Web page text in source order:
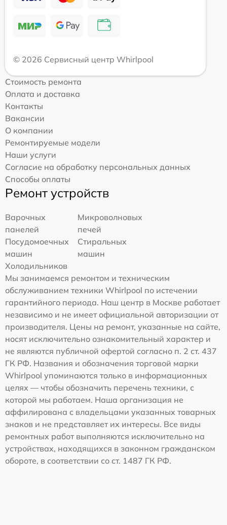
© 2026 Сервисный центр Whirlpool
Стоимость ремонта
Оплата и доставка
Контакты
Вакансии
О компании
Ремонтируемые модели
Наши услуги
Согласие на обработку персональных данных
Способы оплаты
Ремонт устройств
Варочных
панелей
Микроволновых
печей
Посудомоечных
машин
Стиральных
машин
Холодильников
Мы занимаемся ремонтом и техническим
обслуживанием техники Whirlpool по истечении
гарантийного периода. Наш центр в Москве работает
независимо и не имеет официальной авторизации от
производителя. Цены на ремонт, указанные на сайте,
носят исключительно ознакомительный характер и
не являются публичной офертой согласно п. 2 ст. 437
ГК РФ. Названия и обозначения торговой марки
Whirlpool упоминаются только в информационных
целях — чтобы обозначить перечень техники, с
которой мы работаем. Наша организация не
аффилирована с владельцами указанных товарных
знаков и не представляет их интересы. Все виды
ремонтных работ выполняются исключительно на
устройствах, находящихся в законном гражданском
обороте, в соответствии со ст. 1487 ГК РФ.